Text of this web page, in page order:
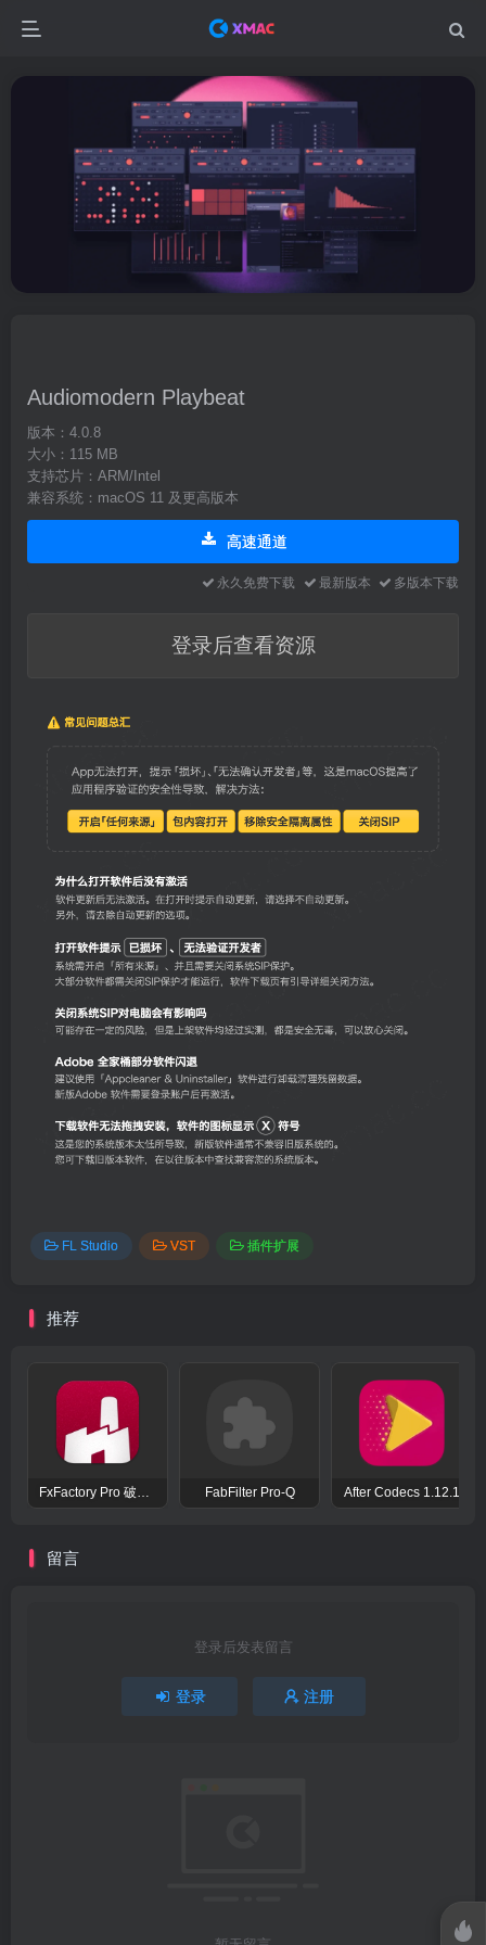
Audiomodern Playbeat
版本：4.0.8
大小：115 MB
支持芯片：ARM/Intel
兼容系统：macOS 11 及更高版本
高速通道
永久免费下载 最新版本 多版本下载
登录后查看资源
FL Studio VST 插件扩展
推荐
FxFactory Pro 破解版 视觉效果插件工具包 FabFilter Pro-Q After Codecs 1.12.1
留言
登录后发表留言
登录 注册